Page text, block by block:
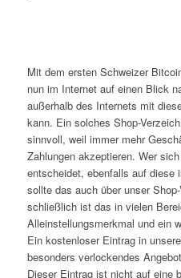
Mit dem ersten Schweizer
nun im Internet auf einen Blick
außerhalb des Internets mit
kann. Ein solches Shop-
sinnvoll, weil immer mehr
Zahlungen akzeptieren. Wer
entscheidet, ebenfalls auf diese
sollte das auch über unser
schließlich ist das in vielen
Alleinstellungsmerkmal und ein
Ein kostenloser Eintrag in
besonders verlockendes
Dieser Eintrag ist nicht auf eine